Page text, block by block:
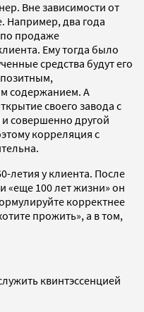
Вне зависимости от
Например, два года
продаже
Ему тогда было
средства будут его
содержанием. А
своего завода с
совершенно другой
корреляция с
летия у клиента. После
«еще 100 лет жизни» он
корректнее
прожить», а в том,
квинтэссенцией